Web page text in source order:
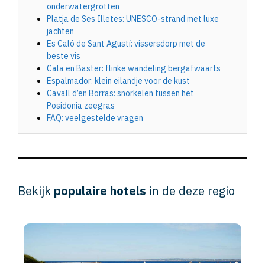
onderwatergrotten
Platja de Ses Illetes: UNESCO-strand met luxe
jachten
Es Caló de Sant Agustí: vissersdorp met de
beste vis
Cala en Baster: flinke wandeling bergafwaarts
Espalmador: klein eilandje voor de kust
Cavall d’en Borras: snorkelen tussen het
Posidonia zeegras
FAQ: veelgestelde vragen
Bekijk populaire hotels in de deze regio